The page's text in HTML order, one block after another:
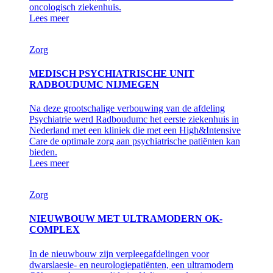
oncologisch ziekenhuis.
Lees meer
Zorg
MEDISCH PSYCHIATRISCHE UNIT
RADBOUDUMC NIJMEGEN
Na deze grootschalige verbouwing van de afdeling
Psychiatrie werd Radboudumc het eerste ziekenhuis in
Nederland met een kliniek die met een High&Intensive
Care de optimale zorg aan psychiatrische patiënten kan
bieden.
Lees meer
Zorg
NIEUWBOUW MET ULTRAMODERN OK-
COMPLEX
In de nieuwbouw zijn verpleegafdelingen voor
dwarslaesie- en neurologiepatiënten, een ultramodern